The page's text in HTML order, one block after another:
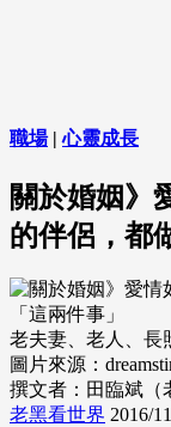
職場|心靈成長
關於婚姻》
的伴侶，都
老夫妻、老人、長
圖片來源：
撰文者：田臨斌（
老黑看世界 2016/